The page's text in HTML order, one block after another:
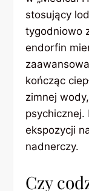
stosujący
tygodniowo
endorfin
kończąc
zimnej
psychicznej.
ekspozycji
nadnerczy.
Czy